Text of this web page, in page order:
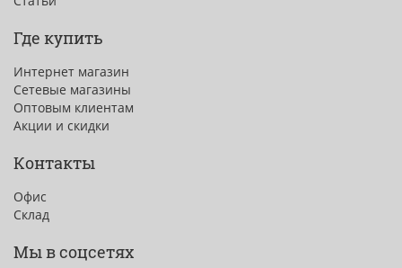
Где купить
Интернет магазин
Сетевые магазины
Оптовым клиентам
Акции и скидки
Контакты
Офис
Склад
Мы в соцсетях